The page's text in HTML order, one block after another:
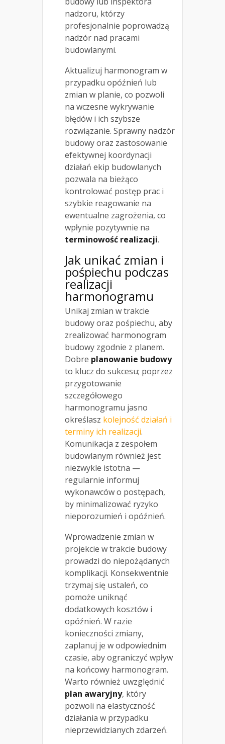
nadzoru, którzy
profesjonalnie poprowadzą
nadzór nad pracami
budowlanymi.
Aktualizuj harmonogram w
przypadku opóźnień lub
zmian w planie, co pozwoli
na wczesne wykrywanie
błędów i ich szybsze
rozwiązanie. Sprawny nadzór
budowy oraz zastosowanie
efektywnej koordynacji
działań ekip budowlanych
pozwala na bieżąco
kontrolować postęp prac i
szybkie reagowanie na
ewentualne zagrożenia, co
wpłynie pozytywnie na
terminowość realizacji.
Jak unikać zmian i
pośpiechu podczas
realizacji
harmonogramu
Unikaj zmian w trakcie
budowy oraz pośpiechu, aby
zrealizować harmonogram
budowy zgodnie z planem.
Dobre planowanie budowy
to klucz do sukcesu; poprzez
przygotowanie
szczegółowego
harmonogramu jasno
określasz kolejność działań i
terminy ich realizacji.
Komunikacja z zespołem
budowlanym również jest
niezwykle istotna —
regularnie informuj
wykonawców o postępach,
by minimalizować ryzyko
nieporozumień i opóźnień.
Wprowadzenie zmian w
projekcie w trakcie budowy
prowadzi do niepożądanych
komplikacji. Konsekwentnie
trzymaj się ustaleń, co
pomoże uniknąć
dodatkowych kosztów i
opóźnień. W razie
konieczności zmiany,
zaplanuj je w odpowiednim
czasie, aby ograniczyć wpływ
na końcowy harmonogram.
Warto również uwzględnić
plan awaryjny, który
pozwoli na elastyczność
działania w przypadku
nieprzewidzianych zdarzeń.